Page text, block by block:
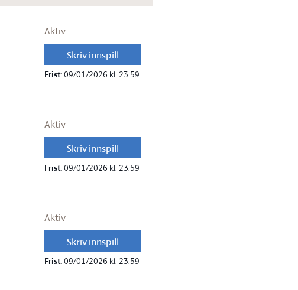
Aktiv
Skriv innspill
Frist:09/01/2026 kl. 23.59
Aktiv
Skriv innspill
Frist:09/01/2026 kl. 23.59
Aktiv
Skriv innspill
Frist:09/01/2026 kl. 23.59